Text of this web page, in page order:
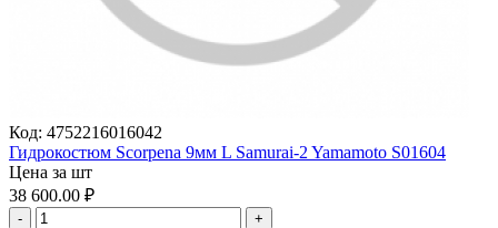
Код: 4752216016042
Гидрокостюм Scorpena 9мм L Samurai-2 Yamamoto S01604
Цена за шт
38 600.00 ₽
-
+